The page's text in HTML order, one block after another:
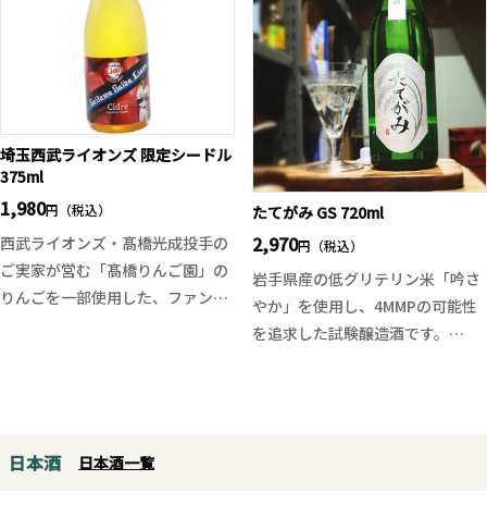
思わせる華やかな柑橘の香り。口
に含むと、温州みかんや八朔のよ
うなジューシーな果実味と、白桃
を思わせるやわらかな甘みが広が
ります。光栄菊らしい伸びやかな
酸が全体を引き締め、余韻にはオ
レンジピールやグレープフルー
ツ、八朔の皮を思わせる心地よい
ほろ苦さが続き、爽やかで奥行き
のある味わいを演出します。
火入れ酒でありながら、瓶燗火入
り、暑い季節にぴったりの仕上が
りです。
バンベルクはユネスコ世界遺産に
も指定される美しい街で、ラオホ
ビール発祥の地としても知られ、
その伝統は現在も6代目に受け継
がれています。燻製の香りと小麦
の華やかなフレーバーが織りなす
独特のバランスを、ぜひお楽しみ
ください。
埼玉西武ライオンズ 限定シードル
375ml
1,980円（税込）
西武ライオンズ・髙橋光成投手の
ご実家が営む「髙橋りんご園」の
りんごを一部使用した、ファン必
立てが魅力。爽やかな果実味とシ
たてがみ GS 720ml
2,970円（税込）
岩手県産の低グリテリン米「吟さ
やか」を使用し、4MMPの可能性
を追求した試験醸造酒です。
日本酒 日本酒一覧